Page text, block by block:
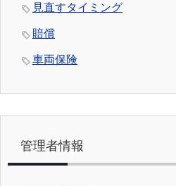
見直すタイミング
賠償
車両保険
管理者情報